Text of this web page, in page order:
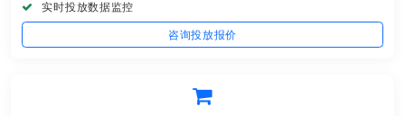
实时投放数据监控
咨询投放报价